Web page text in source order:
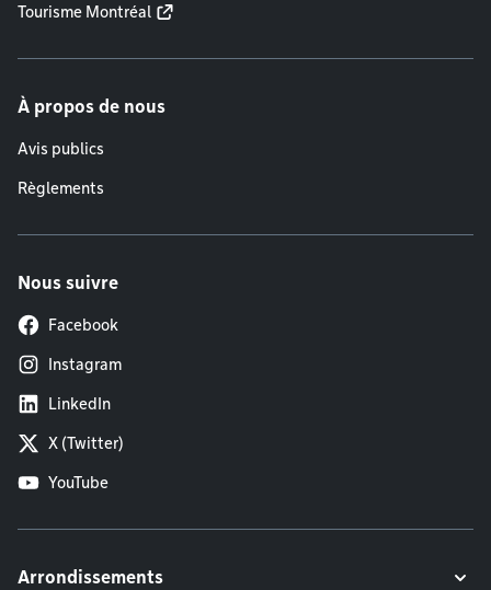
Tourisme Montréal
À propos de nous
Avis publics
Règlements
Nous suivre
Facebook
Instagram
LinkedIn
X (Twitter)
YouTube
Arrondissements